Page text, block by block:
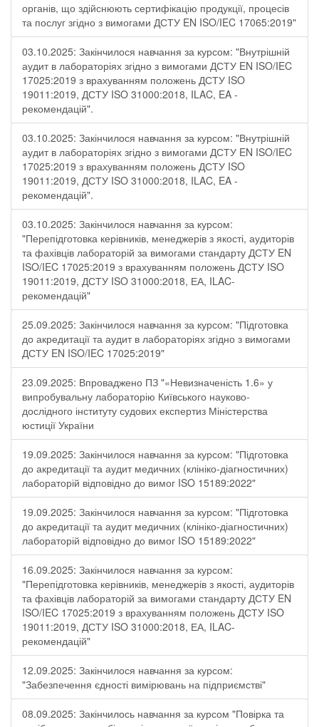
органів, що здійснюють сертифікацію продукції, процесів
та послуг згідно з вимогами ДСТУ EN ISO/IEC 17065:2019"
03.10.2025: Закінчилося навчання за курсом: "Внутрішній
аудит в лабораторіях згідно з вимогами ДСТУ EN ISO/IEC
17025:2019 з врахуванням положень ДСТУ ISO
19011:2019, ДСТУ ISO 31000:2018, ILAC, EA -
рекомендацій".
03.10.2025: Закінчилося навчання за курсом: "Внутрішній
аудит в лабораторіях згідно з вимогами ДСТУ EN ISO/IEC
17025:2019 з врахуванням положень ДСТУ ISO
19011:2019, ДСТУ ISO 31000:2018, ILAC, EA -
рекомендацій".
03.10.2025: Закінчилося навчання за курсом:
"Перепідготовка керівників, менеджерів з якості, аудиторів
та фахівців лабораторій за вимогами стандарту ДСТУ EN
ISO/IEC 17025:2019 з врахуванням положень ДСТУ ISO
19011:2019, ДСТУ ISO 31000:2018, ЕА, ILAC-
рекомендацій"
25.09.2025: Закінчилося навчання за курсом: "Підготовка
до акредитації та аудит в лабораторіях згідно з вимогами
ДСТУ EN ISO/IEC 17025:2019"
23.09.2025: Впроваджено ПЗ "«Невизначеність 1.6» у
випробувальну лабораторію Київського науково-
дослідного інституту судових експертиз Міністерства
юстиції України
19.09.2025: Закінчилося навчання за курсом: "Підготовка
до акредитації та аудит медичних (клініко-діагностичних)
лабораторій відповідно до вимог ISO 15189:2022"
19.09.2025: Закінчилося навчання за курсом: "Підготовка
до акредитації та аудит медичних (клініко-діагностичних)
лабораторій відповідно до вимог ISO 15189:2022"
16.09.2025: Закінчилося навчання за курсом:
"Перепідготовка керівників, менеджерів з якості, аудиторів
та фахівців лабораторій за вимогами стандарту ДСТУ EN
ISO/IEC 17025:2019 з врахуванням положень ДСТУ ISO
19011:2019, ДСТУ ISO 31000:2018, ЕА, ILAC-
рекомендацій"
12.09.2025: Закінчилося навчання за курсом:
"Забезпечення єдності вимірювань на підприємстві"
08.09.2025: Закінчилось навчання за курсом "Повірка та